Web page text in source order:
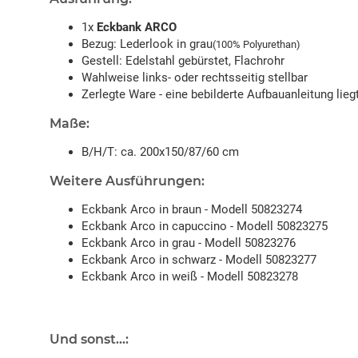
1x Eckbank ARCO
Bezug: Lederlook in grau(100% Polyurethan)
Gestell: Edelstahl gebürstet, Flachrohr
Wahlweise links- oder rechtsseitig stellbar
Zerlegte Ware - eine bebilderte Aufbauanleitung
Maße:
B/H/T: ca. 200x150/87/60 cm
Weitere Ausführungen:
Eckbank Arco in braun - Modell 50823274
Eckbank Arco in capuccino - Modell 50823275
Eckbank Arco in grau - Modell 50823276
Eckbank Arco in schwarz - Modell 50823277
Eckbank Arco in weiß - Modell 50823278
Und sonst...: